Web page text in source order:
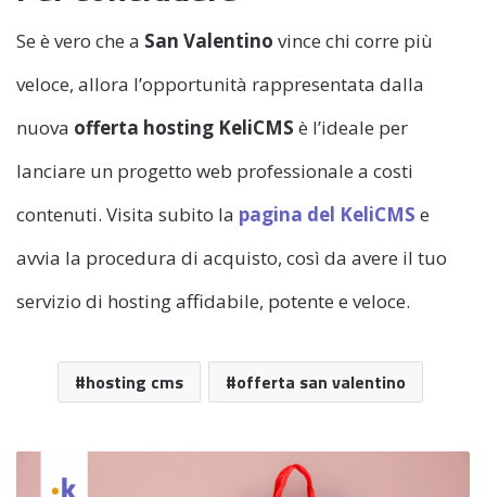
Se è vero che a San Valentino vince chi corre più
veloce, allora l’opportunità rappresentata dalla
nuova offerta hosting KeliCMS è l’ideale per
lanciare un progetto web professionale a costi
contenuti. Visita subito la pagina del KeliCMS e
avvia la procedura di acquisto, così da avere il tuo
servizio di hosting affidabile, potente e veloce.
hosting cms offerta san valentino